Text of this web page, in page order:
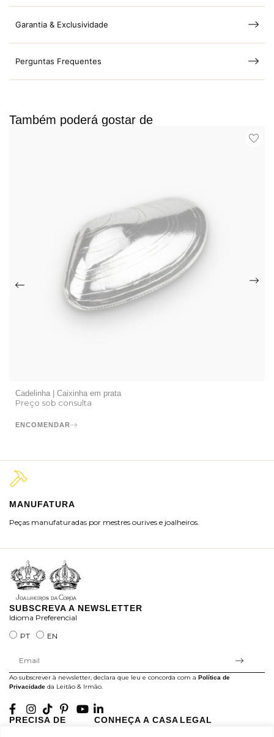
Garantia & Exclusividade
Perguntas Frequentes
Também poderá gostar de
Cadelinha | Caixinha em prata
Preço sob consulta
ENCOMENDAR
MANUFATURA
Peças manufaturadas por mestres ourives e joalheiros.
SUBSCREVA A NEWSLETTER
Idioma Preferencial
PT
EN
Ao subscrever à newsletter, declara que leu e concorda com a Política de
Privacidade da Leitão & Irmão.
PRECISA DE
CONHEÇA A CASA LEGAL